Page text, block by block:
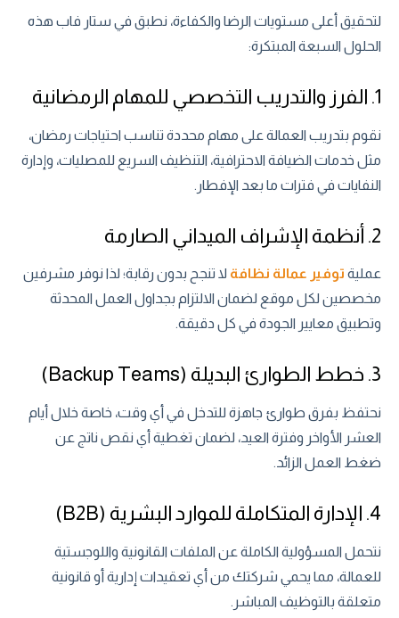
لتحقيق أعلى مستويات الرضا والكفاءة، نطبق في ستار فاب هذه
الحلول السبعة المبتكرة:
1. الفرز والتدريب التخصصي للمهام الرمضانية
نقوم بتدريب العمالة على مهام محددة تناسب احتياجات رمضان،
مثل خدمات الضيافة الاحترافية، التنظيف السريع للمصليات، وإدارة
النفايات في فترات ما بعد الإفطار.
2. أنظمة الإشراف الميداني الصارمة
عملية توفير عمالة نظافة لا تنجح بدون رقابة؛ لذا نوفر مشرفين
مخصصين لكل موقع لضمان الالتزام بجداول العمل المحدثة
وتطبيق معايير الجودة في كل دقيقة.
3. خطط الطوارئ البديلة (Backup Teams)
نحتفظ بفرق طوارئ جاهزة للتدخل في أي وقت، خاصة خلال أيام
العشر الأواخر وفترة العيد، لضمان تغطية أي نقص ناتج عن
ضغط العمل الزائد.
4. الإدارة المتكاملة للموارد البشرية (B2B)
نتحمل المسؤولية الكاملة عن الملفات القانونية واللوجستية
للعمالة، مما يحمي شركتك من أي تعقيدات إدارية أو قانونية
متعلقة بالتوظيف المباشر.